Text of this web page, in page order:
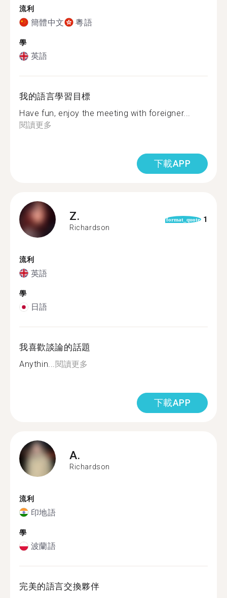
流利
簡體中文 粵語
學
英語
我的語言學習目標
Have fun, enjoy the meeting with foreigner...
閱讀更多
下載APP
Z.
Richardson
format_quote 1
流利
英語
學
日語
我喜歡談論的話題
Anythin...閱讀更多
下載APP
A.
Richardson
流利
印地語
學
波蘭語
完美的語言交換夥伴